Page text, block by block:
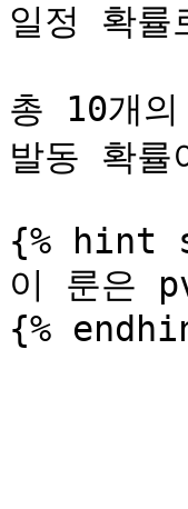
일정 확
총 10개
발동 확률
{% hint
이 룬은